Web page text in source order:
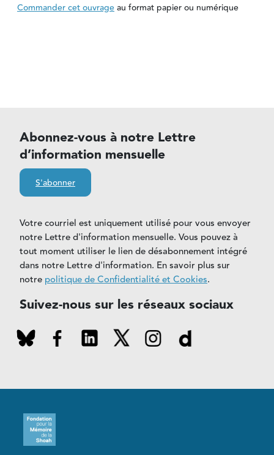
Commander cet ouvrageau format papier ou numérique
Abonnez-vous à notre Lettre
d’information mensuelle
S'abonner
Votre courriel est uniquement utilisé pour vous envoyer
notre Lettre d'information mensuelle. Vous pouvez à
tout moment utiliser le lien de désabonnement intégré
dans notre Lettre d'information. En savoir plus sur
notre politique de Confidentialité et Cookies.
Suivez-nous sur les réseaux sociaux